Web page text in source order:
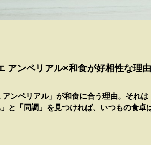
アンペリアル×和食が好相性な理由
アンペリアル」が和食に合う理由。それ
」と「同調」を見つければ、いつもの食卓